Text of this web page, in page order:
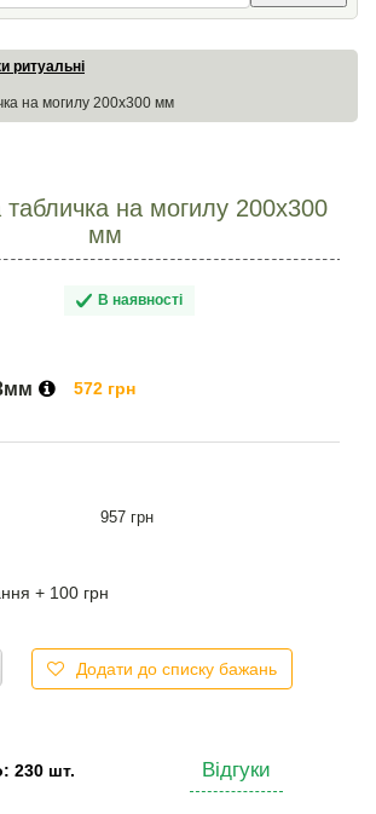
ритуальні
на могилу 200х300 мм
табличка на могилу 200х300
мм
В наявності
572 грн
957 грн
+ 100 грн
Додати до списку бажань
230 шт. Відгуки